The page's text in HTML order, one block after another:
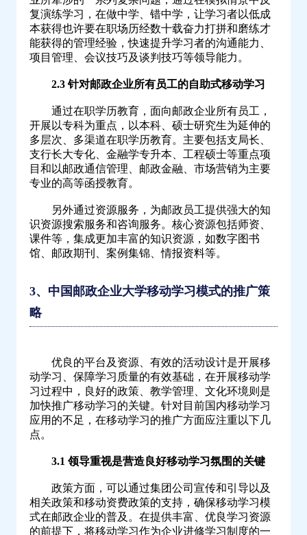
复演练学习，在做中学、错中学，让学习者以低成
本获得也许要在职场历经数十载奋力打拼和磨练才
能获得的管理经验，快速提升学习者的沟通能力、
项目管理、会议技巧及谈判技巧等领导能力。
2.3 针对邮政企业所有员工的自助式移动学习
通过在职学历教育，面向邮政企业所有员工，
开展以专科为重点，以本科、硕士研究生为延伸的
多层次、多渠道在职学历教育。主要包括支局长、
支行长大专化、金融学专升本、工程硕士等重点项
目和以邮政通信管理、邮政金融、市场营销为主要
专业的高等函授教育。
另外通过资源服务，为邮政员工提供强大的知
识资源搜索服务和咨询服务。核心资源包括师资、
课件等，集成更加丰富的知识资源，如数字图书
馆、邮政期刊、案例集锦、情报资料等。
3、中国邮政企业大学移动学习模式的推广策
略
优良的平台及资源、有效的活动设计是开展移
动学习、保障学习质量的有效基础，在开展移动学
习过程中，良好的政策、教学管理、文化环境则是
加快推广移动学习的关键。针对目前国内移动学习
应用的不足，在移动学习的推广方面应注重以下几
点。
3.1 领导重视是营造良好移动学习氛围的关键
政策方面，可以通过集团公司宣传和引导以及
相关政策和移动资费政策的支持，确保移动学习模
式在邮政企业的普及。在提供丰富、优良学习资源
的前提下，将移动学习作为企业进修学习制度的一